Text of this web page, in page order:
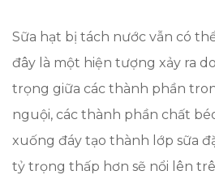
Sữa hạt bị tách nước vẫn có
đây là một hiện tượng xảy ra
trọng giữa các thành phần
nguội, các thành phần chất
xuống đáy tạo thành lớp sữa
tỷ trọng thấp hơn sẽ nổi lên